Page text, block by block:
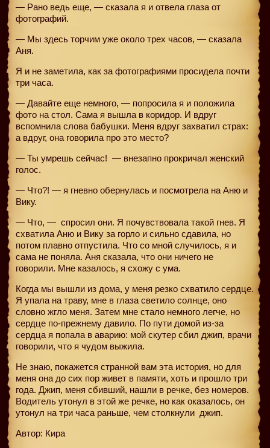
— Рано ведь еще, — сказала я и отвела глаза от
фотографий.
— Мы здесь торчим уже около трех часов, — сказала
Аня.
Я и не заметила, как за фотографиями просидела почти
три часа.
— Давайте еще немного, — попросила я и положила
фото на стол. Сама я вышла в коридор. И вдруг
вспомнила слова бабушки. Меня вдруг захватил страх:
а вдруг, она говорила про это место?
— Ты умрешь сейчас! — внезапно прокричал женский
голос.
— Что?! — я гневно обернулась и посмотрела на Аню и
Вику.
— Что, — спросил они. Я почувствовала такой гнев. Я
схватила Аню и Вику за горло и сильно сдавила, но
потом плавно отпустила. Что со мной случилось, я и
сама не поняла. Аня сказала, что они ничего не
говорили. Мне казалось, я схожу с ума.
Когда мы вышли из дома, у меня резко схватило сердце.
Я упала на траву, мне в глаза светило солнце, оно
словно жгло меня. Затем мне стало немного легче, но
сердце по-прежнему давило. По пути домой из-за
сердца я попала в аварию: мой скутер сбил джип, врачи
говорили, что я чудом выжила.
Не знаю, покажется странной вам эта история, но для
меня она до сих пор живет в памяти, хоть и прошло три
года. Джип, меня сбивший, нашли в речке, без номеров.
Водитель утонул в этой же речке, но как оказалось, он
утонул на три часа раньше, чем столкнули джип.
Автор: Кира